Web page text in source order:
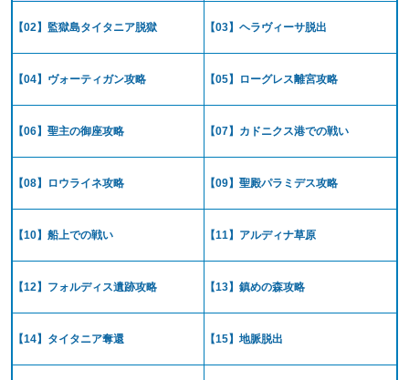
【02】監獄島タイタニア脱獄 【03】ヘラヴィーサ脱出
【04】ヴォーティガン攻略 【05】ローグレス離宮攻略
【06】聖主の御座攻略 【07】カドニクス港での戦い
【08】ロウライネ攻略 【09】聖殿パラミデス攻略
【10】船上での戦い 【11】アルディナ草原
【12】フォルディス遺跡攻略 【13】鎮めの森攻略
【14】タイタニア奪還 【15】地脈脱出